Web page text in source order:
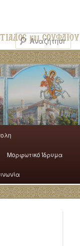
Μορφωτικό Ίδρυμα